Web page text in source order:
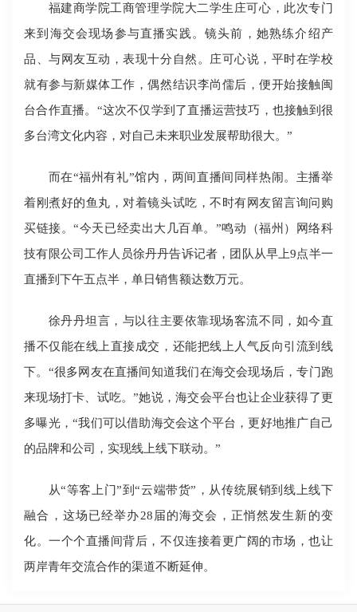
福建商学院工商管理学院大二学生庄可心，此次专门
来到海交会现场参与直播实践。镜头前，她熟练介绍产
品、与网友互动，表现十分自然。庄可心说，平时在学校
就有参与新媒体工作，偶然结识李尚儒后，便开始接触闽
台合作直播。“这次不仅学到了直播运营技巧，也接触到很
多台湾文化内容，对自己未来职业发展帮助很大。”
而在“福州有礼”馆内，两间直播间同样热闹。主播举
着刚煮好的鱼丸，对着镜头试吃，不时有网友留言询问购
买链接。“今天已经卖出大几百单。”鸣动（福州）网络科
技有限公司工作人员徐丹丹告诉记者，团队从早上9点半一
直播到下午五点半，单日销售额达数万元。
徐丹丹坦言，与以往主要依靠现场客流不同，如今直
播不仅能在线上直接成交，还能把线上人气反向引流到线
下。“很多网友在直播间知道我们在海交会现场后，专门跑
来现场打卡、试吃。”她说，海交会平台也让企业获得了更
多曝光，“我们可以借助海交会这个平台，更好地推广自己
的品牌和公司，实现线上线下联动。”
从“等客上门”到“云端带货”，从传统展销到线上线下
融合，这场已经举办28届的海交会，正悄然发生新的变
化。一个个直播间背后，不仅连接着更广阔的市场，也让
两岸青年交流合作的渠道不断延伸。